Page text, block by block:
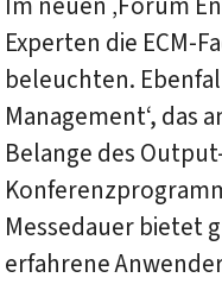
Experten die ECM-
beleuchten.
Management‘, das
Belange des
Messedauer bietet
erfahrene